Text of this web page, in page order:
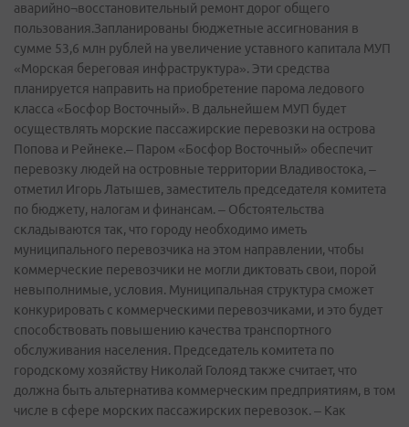
аварийно¬восстановительный ремонт дорог общего
пользования.Запланированы бюджетные ассигнования в
сумме 53,6 млн рублей на увеличение уставного капитала МУП
«Морская береговая инфраструктура». Эти средства
планируется направить на приобретение парома ледового
класса «Босфор Восточный». В дальнейшем МУП будет
осуществлять морские пассажирские перевозки на острова
Попова и Рейнеке.– Паром «Босфор Восточный» обеспечит
перевозку людей на островные территории Владивостока, –
отметил Игорь Латышев, заместитель председателя комитета
по бюджету, налогам и финансам. – Обстоятельства
складываются так, что городу необходимо иметь
муниципального перевозчика на этом направлении, чтобы
коммерческие перевозчики не могли диктовать свои, порой
невыполнимые, условия. Муниципальная структура сможет
конкурировать с коммерческими перевозчиками, и это будет
способствовать повышению качества транспортного
обслуживания населения. Председатель комитета по
городскому хозяйству Николай Голояд также считает, что
должна быть альтернатива коммерческим предприятиям, в том
числе в сфере морских пассажирских перевозок. – Как